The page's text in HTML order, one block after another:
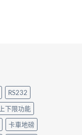
RS232
上下限功能
卡車地磅